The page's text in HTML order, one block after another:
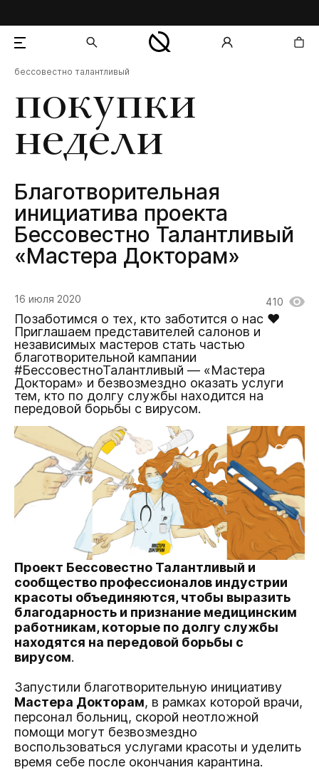
покупки
недели
Благотворительная
инициатива проекта
Бессовестно Талантливый
«Мастера Докторам»
бессовестно талантливый
16 июля 2020 410
Позаботимся о тех, кто заботится о нас ♥
Приглашаем представителей салонов и
независимых мастеров стать частью
благотворительной кампании
#БессовестноТалантливый — «Мастера
Докторам» и безвозмездно оказать услуги
тем, кто по долгу службы находится на
передовой борьбы с вирусом.
Проект Бессовестно Талантливый и
сообщество профессионалов индустрии
красоты объединяются, чтобы выразить
благодарность и признание медицинским
работникам, которые по долгу службы
находятся на передовой борьбы с
вирусом.
Запустили благотворительную инициативу
Мастера Докторам, в рамках которой врачи,
персонал больниц, скорой неотложной
помощи могут безвозмездно
воспользоваться услугами красоты и уделить
время себе после окончания карантина.